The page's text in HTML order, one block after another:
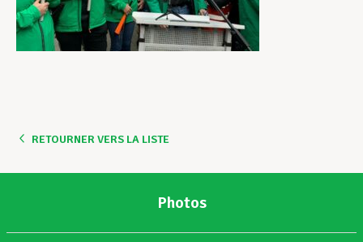
RETOURNER VERS LA LISTE
Photos